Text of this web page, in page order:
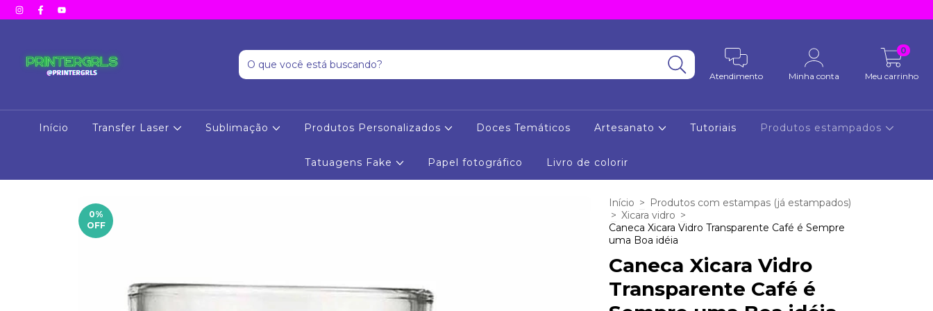
Atendimento Minha conta Meu carrinho
0
Início Transfer Laser Sublimação Produtos Personalizados Doces Temáticos Artesanato Tutoriais Produtos estampados
Tatuagens Fake Papel fotográfico Livro de colorir
0%
OFF
Início > Produtos com estampas (já estampados)
> Xicara vidro >
Caneca Xicara Vidro Transparente Café é Sempre
uma Boa idéia
Caneca Xicara Vidro
Transparente Café é